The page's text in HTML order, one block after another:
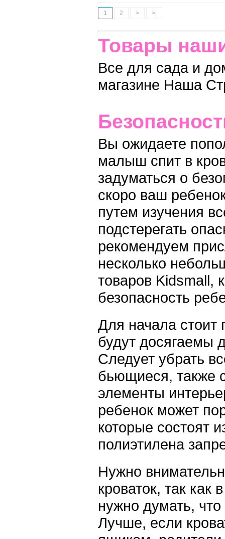
1 2 > >|
Товары
Все для сада и
магазине Наша
Вы ожидаете
малыш спит в
задуматься о
скоро ваш
путем изучения
подстерегать
рекомендуем
несколько
товаров Kidsmall,
безопасность
Для начала стоит
будут досягаемы
Следует убрать
бьющиеся, также
элементы
ребенок может
которые состоят
полиэтилена
Нужно
кроваток, так
нужно думать,
Лучше, если